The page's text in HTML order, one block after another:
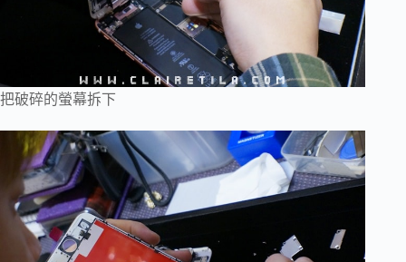
把破碎的螢幕拆下